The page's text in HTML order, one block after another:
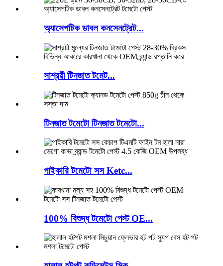
অ্যাসেপটিক ডাবল কনসেনট্রেট...
সাশ্রয়ী টিনজাত টমেট...
টিনজাত টমেটো টিনজাত টমেটো...
পাইকারি টমেটো সস Ketc...
100% বিশুদ্ধ টমেটো পেস্ট OE...